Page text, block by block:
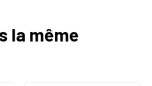
la même